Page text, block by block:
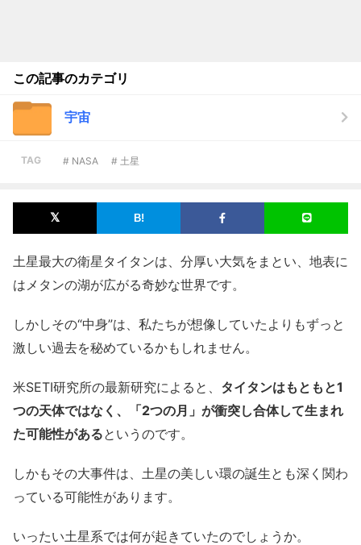
この記事のカテゴリ
宇宙
TAG # NASA # 土星
土星最大の衛星タイタンは、分厚い大気をまとい、地表に
はメタンの湖が広がる奇妙な世界です。
しかしその“中身”は、私たちが想像していたよりもずっと
激しい過去を秘めているかもしれません。
米SETI研究所の最新研究によると、 タイタンはもともと1
つの天体ではなく、「2つの月」が衝突し合体して生まれ
た可能性があるというのです。
しかもその大事件は、土星の美しい環の誕生とも深く関わ
っている可能性があります。
いったい土星系では何が起きていたのでしょうか。